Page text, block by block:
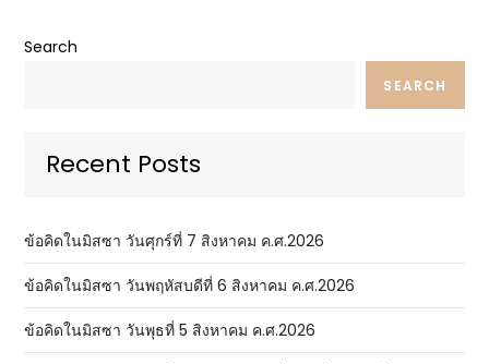
Search
SEARCH
Recent Posts
ข้อคิดในมิสซา วันศุกร์ที่ 7 สิงหาคม ค.ศ.2026
ข้อคิดในมิสซา วันพฤหัสบดีที่ 6 สิงหาคม ค.ศ.2026
ข้อคิดในมิสซา วันพุธที่ 5 สิงหาคม ค.ศ.2026